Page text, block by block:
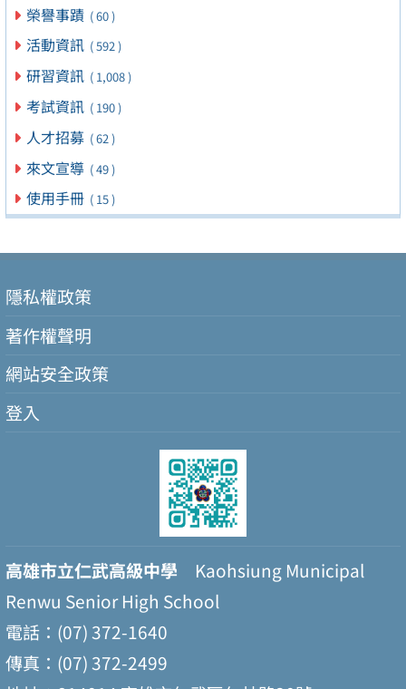
榮譽事蹟 ( 60 )
活動資訊 ( 592 )
研習資訊 ( 1,008 )
考試資訊 ( 190 )
人才招募 ( 62 )
來文宣導 ( 49 )
使用手冊 ( 15 )
隱私權政策
著作權聲明
網站安全政策
登入
高雄市立仁武高級中學 Kaohsiung Municipal
Renwu Senior High School
電話：(07) 372-1640
傳真：(07) 372-2499